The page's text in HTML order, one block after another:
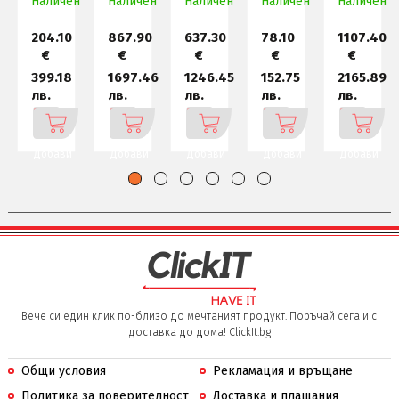
204.10
€
399.18
лв.
867.90
€
1697.46
лв.
637.30
€
1246.45
лв.
78.10
€
152.75
лв.
1107.40
€
2165.89
лв.
Вече си един клик по-близо до мечтаният продукт. Поръчай сега и с
доставка до дома! ClickIt.bg
Общи условия
Рекламация и връщане
Политика за поверителност
Доставка и плащания